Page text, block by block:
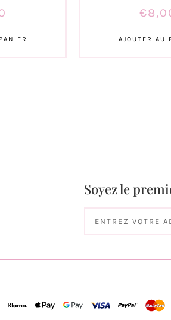
€
AJOUTER AU
Soyez le